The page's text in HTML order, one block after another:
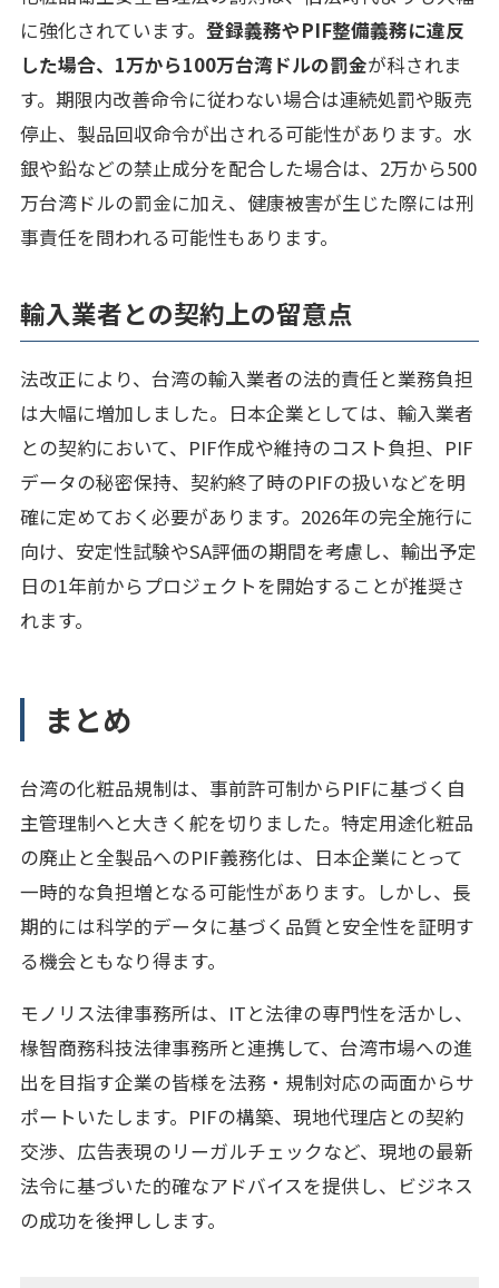
に強化されています。 登録義務やPIF整備義務に違反
した場合、1万から100万台湾ドルの罰金が科されま
す。期限内改善命令に従わない場合は連続処罰や販売
停止、製品回収命令が出される可能性があります。水
銀や鉛などの禁止成分を配合した場合は、2万から500
万台湾ドルの罰金に加え、健康被害が生じた際には刑
事責任を問われる可能性もあります。
輸入業者との契約上の留意点
法改正により、台湾の輸入業者の法的責任と業務負担
は大幅に増加しました。日本企業としては、輸入業者
との契約において、PIF作成や維持のコスト負担、PIF
データの秘密保持、契約終了時のPIFの扱いなどを明
確に定めておく必要があります。2026年の完全施行に
向け、安定性試験やSA評価の期間を考慮し、輸出予定
日の1年前からプロジェクトを開始することが推奨さ
れます。
まとめ
台湾の化粧品規制は、事前許可制からPIFに基づく自
主管理制へと大きく舵を切りました。特定用途化粧品
の廃止と全製品へのPIF義務化は、日本企業にとって
一時的な負担増となる可能性があります。しかし、長
期的には科学的データに基づく品質と安全性を証明す
る機会ともなり得ます。
モノリス法律事務所は、ITと法律の専門性を活かし、
椽智商務科技法律事務所と連携して、台湾市場への進
出を目指す企業の皆様を法務・規制対応の両面からサ
ポートいたします。PIFの構築、現地代理店との契約
交渉、広告表現のリーガルチェックなど、現地の最新
法令に基づいた的確なアドバイスを提供し、ビジネス
の成功を後押しします。